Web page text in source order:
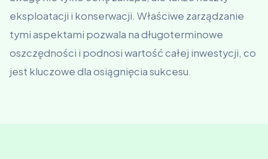
eksploatacji i konserwacji. Właściwe zarządzanie
tymi aspektami pozwala na długoterminowe
oszczędności i podnosi wartość całej inwestycji, co
jest kluczowe dla osiągnięcia sukcesu.